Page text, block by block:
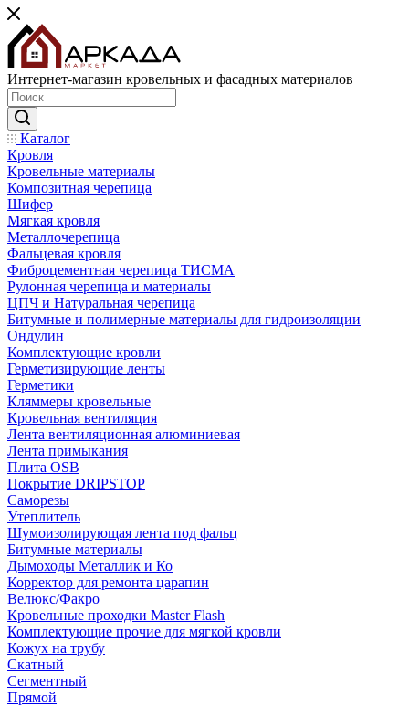
Интернет-магазин кровельных и фасадных материалов
Каталог
Кровля
Кровельные материалы
Композитная черепица
Шифер
Мягкая кровля
Металлочерепица
Фальцевая кровля
Фиброцементная черепица ТИСМА
Рулонная черепица и материалы
ЦПЧ и Натуральная черепица
Битумные и полимерные материалы для гидроизоляции
Ондулин
Комплектующие кровли
Герметизирующие ленты
Герметики
Кляммеры кровельные
Кровельная вентиляция
Лента вентиляционная алюминиевая
Лента примыкания
Плита OSB
Покрытие DRIPSTOP
Саморезы
Утеплитель
Шумоизолирующая лента под фальц
Битумные материалы
Дымоходы Металлик и Ко
Корректор для ремонта царапин
Велюкс/Факро
Кровельные проходки Master Flash
Комплектующие прочие для мягкой кровли
Кожух на трубу
Скатный
Сегментный
Прямой